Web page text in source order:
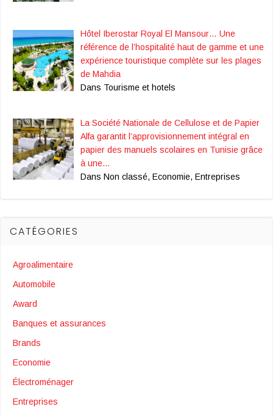
Hôtel Iberostar Royal El Mansour… Une
référence de l’hospitalité haut de gamme et une
expérience touristique complète sur les plages
de Mahdia
Dans Tourisme et hotels
La Société Nationale de Cellulose et de Papier
Alfa garantit l’approvisionnement intégral en
papier des manuels scolaires en Tunisie grâce
à une…
Dans Non classé, Economie, Entreprises
CATÉGORIES
Agroalimentaire
Automobile
Award
Banques et assurances
Brands
Economie
Électroménager
Entreprises